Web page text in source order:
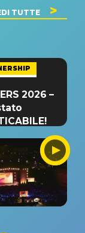
TUTTE
2026 –